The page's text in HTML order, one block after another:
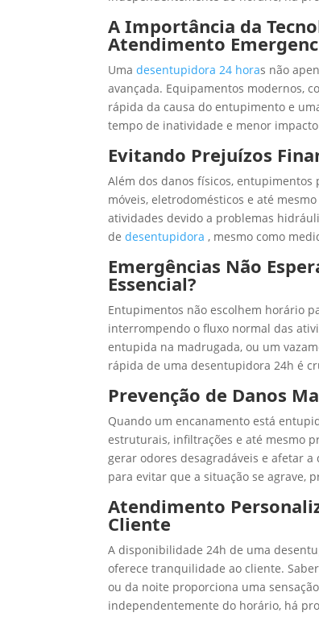
A Importância da
Atendimento
Umadesentupidora 24 horas não
avançada. Equipamentos modernos,
rápida da causa do entupimento e
tempo de inatividade e menor
Evitando Prejuízos
Além dos danos físicos,
móveis, eletrodomésticos e até
atividades devido a problemas
dedesentupidora , mesmo como
Emergências Não
Essencial?
Entupimentos não escolhem horário
interrompendo o fluxo normal das
entupida na madrugada, ou um
rápida de uma desentupidora 24h é
Prevenção de Danos
Quando um encanamento está
estruturais, infiltrações e até mesmo
gerar odores desagradáveis e afetar
para evitar que a situação se agrave,
Atendimento
Cliente
A disponibilidade 24h de uma
oferece tranquilidade ao cliente.
ou da noite proporciona uma
independentemente do horário, há